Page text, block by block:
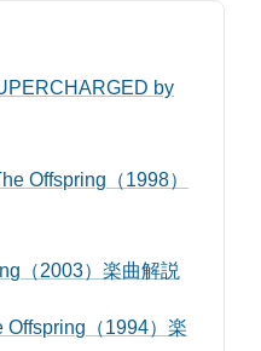
by
Offspring（1998）
（2003）楽曲解説
Offspring（1994）楽